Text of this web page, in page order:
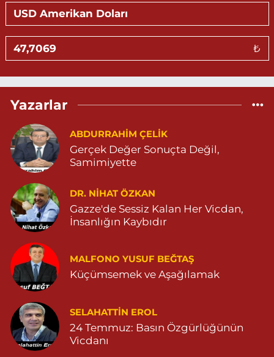
Sevlim Eczanesi
YENİ MAHALLE 514 SOKAK NO:36 ÇEÇEN MEZARLIĞININ 300
METRE ARKASI YENİ MAHALLE ASM KARŞISI 04823130747
0 (482) 313 07 47 Yol Tarifi Al
Sarohan Eczanesi
ZEYTNPINAR MAHALLESİ ROJ CADDESİ NO:30 A derik devlet
0 (542) 511 34 84 Yol Tarifi Al
Eymen Eczanesi
POYRAZ MAHALLE MEVLANA SOKAK NO:5A 05343032144
0 (534) 303 21 44
Yeni Eczanesi
YENİ MAHALLE 3086 SOKAK NO:2 4 04825413156
0 (482) 541 31 56
GÜL MAH. VATAN CAD. NO:2A 04825911091
0 (482) 591 10 91 Yol Tarifi Al
₺
Yazarlar
ABDURRAHIM ÇELİK
Gerçek Değer Sonuçta Değil,
Samimiyette
DR. NIHAT ÖZKAN
Gazze'de Sessiz Kalan Her Vicdan,
İnsanlığın Kaybıdır
MALFONO YUSUF BEĞTAŞ
Küçümsemek ve Aşağılamak
SELAHATTIN EROL
24 Temmuz: Basın Özgürlüğünün
Vicdanı